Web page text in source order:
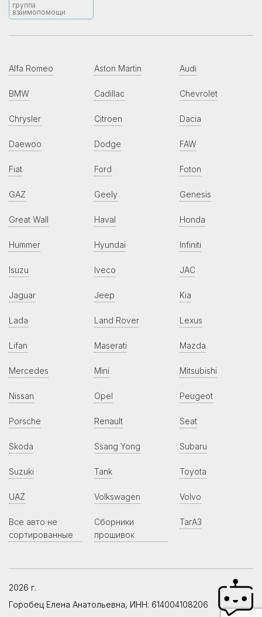
группа
взаимопомощи
Alfa Romeo Aston Martin Audi
BMW Cadillac Chevrolet
Chrysler Citroen Dacia
Daewoo Dodge FAW
Fiat Ford Foton
GAZ Geely Genesis
Great Wall Haval Honda
Hummer Hyundai Infiniti
Isuzu Iveco JAC
Jaguar Jeep Kia
Lada Land Rover Lexus
Lifan Maserati Mazda
Mercedes Mini Mitsubishi
Nissan Opel Peugeot
Porsche Renault Seat
Skoda Ssang Yong Subaru
Suzuki Tank Toyota
UAZ Volkswagen Volvo
Все авто не
сортированные
Сборники
прошивок
ТагАЗ
2026 г.
Горобец Елена Анатольевна, ИНН: 614004108206